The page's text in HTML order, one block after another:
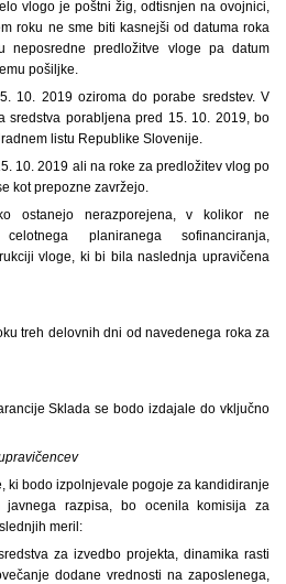
vlogo je poštni žig, odtisnjen na ovojnici,
roku ne sme biti kasnejši od datuma roka
neposredne predložitve vloge pa datum
pošiljke.
10. 2019 oziroma do porabe sredstev. V
sredstva porabljena pred 15. 10. 2019, bo
listu Republike Slovenije.
10. 2019 ali na roke za predložitev vlog po
kot prepozne zavržejo.
ostanejo nerazporejena, v kolikor ne
planiranega sofinanciranja,
vloge, ki bi bila naslednja upravičena
treh delovnih dni od navedenega roka za
Sklada se bodo izdajale do vključno
ki bodo izpolnjevale pogoje za kandidiranje
razpisa, bo ocenila komisija za
meril:
za izvedbo projekta, dinamika rasti
dodane vrednosti na zaposlenega,